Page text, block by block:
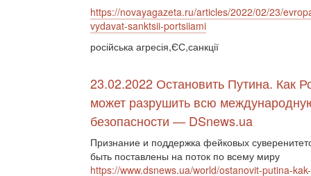
https://novayagazeta.ru/articles/2022/02/23/
vydavat-sanktsii-portsiiami
російська агресія,ЄС,санкції
23.02.2022 Остановить Путина. Как
может разрушить всю
безопасности — DSnews.ua
Признание и поддержка фейковых
быть поставлены на поток по всему миру
https://www.dsnews.ua/world/ostanovit-putina-